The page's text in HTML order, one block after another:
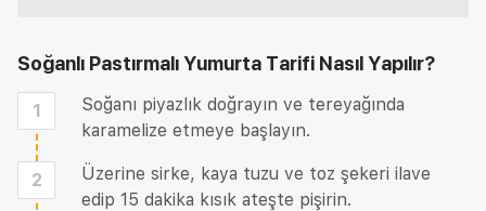
Soğanlı Pastırmalı Yumurta Tarifi Nasıl Yapılır?
1
Soğanı piyazlık doğrayın ve tereyağında
karamelize etmeye başlayın.
2
Üzerine sirke, kaya tuzu ve toz şekeri ilave
edip 15 dakika kısık ateşte pişirin.